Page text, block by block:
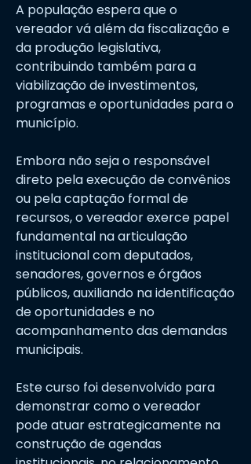
A população espera que o
vereador vá além da fiscalização e
da produção legislativa,
contribuindo também para a
viabilização de investimentos,
programas e oportunidades para o
município.
Embora não seja o responsável
direto pela execução de convênios
ou pela captação formal de
recursos, o vereador exerce papel
fundamental na articulação
institucional com deputados,
senadores, governos e órgãos
públicos, auxiliando na identificação
de oportunidades e no
acompanhamento das demandas
municipais.
Este curso foi desenvolvido para
demonstrar como o vereador
pode atuar estrategicamente na
construção de agendas